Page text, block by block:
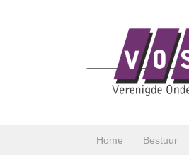
Home Bestuur